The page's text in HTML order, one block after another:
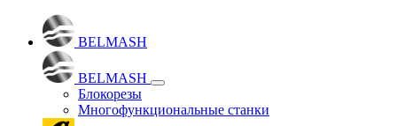
BELMASH
BELMASH
Блокорезы
Многофункциональные станки